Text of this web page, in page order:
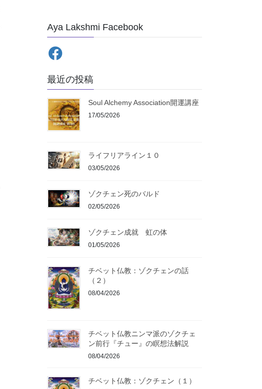
Aya Lakshmi Facebook
最近の投稿
Soul Alchemy Association開運講座
17/05/2026
ライフリアライン１０
03/05/2026
ゾクチェン死のバルド
02/05/2026
ゾクチェン成就 虹の体
01/05/2026
チベット仏教：ゾクチェンの話
（２）
08/04/2026
チベット仏教ニンマ派のゾクチェ
ン前行『チュー』の瞑想法解説
08/04/2026
チベット仏教：ゾクチェン（１）